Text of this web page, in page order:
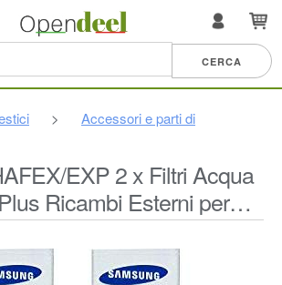
>
Accessori e parti di
EXP 2 x Filtri Acqua
Ricambi Esterni per